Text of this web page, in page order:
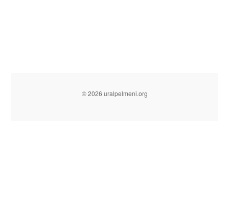
© 2026 uralpelmeni.org